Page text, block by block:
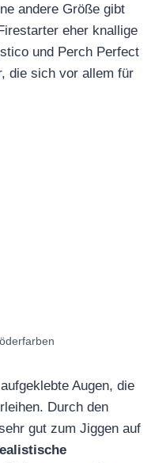
andere Größe gibt
eher knallige
und Perch Perfect
die sich vor allem für
Augen, die
Durch den
gut zum Jiggen auf